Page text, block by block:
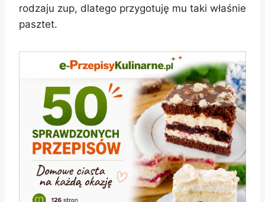
rodzaju zup, dlatego przygotuję mu taki właśnie
pasztet.